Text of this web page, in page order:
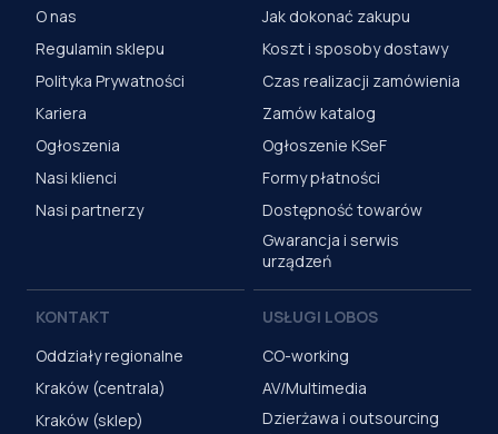
O nas
Regulamin sklepu
Polityka Prywatności
Kariera
Ogłoszenia
Nasi klienci
Nasi partnerzy
Jak dokonać zakupu
Koszt i sposoby dostawy
Czas realizacji zamówienia
Zamów katalog
Ogłoszenie KSeF
Formy płatności
Dostępność towarów
Gwarancja i serwis
urządzeń
KONTAKT
Oddziały regionalne
Kraków (centrala)
Kraków (sklep)
USŁUGI LOBOS
CO-working
AV/Multimedia
Dzierżawa i outsourcing